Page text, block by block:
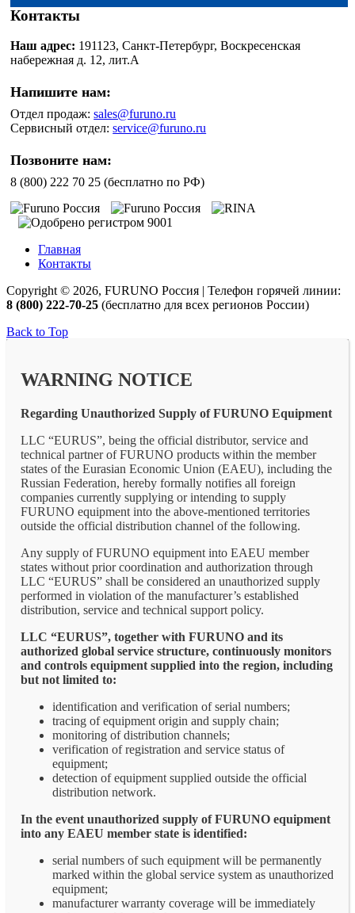
Контакты
Наш адрес: 191123, Санкт-Петербург, Воскресенская
набережная д. 12, лит.А
Напишите нам:
Отдел продаж:sales@furuno.ru
Сервисный отдел:service@furuno.ru
Позвоните нам:
8 (800) 222 70 25 (бесплатно по РФ)
Главная
Контакты
Copyright © 2026, FURUNO Россия | Телефон горячей линии:
8 (800) 222-70-25 (бесплатно для всех регионов России)
Back to Top
WARNING NOTICE
Regarding Unauthorized Supply of FURUNO Equipment
LLC “EURUS”, being the official distributor, service and
technical partner of FURUNO products within the member
states of the Eurasian Economic Union (EAEU), including the
Russian Federation, hereby formally notifies all foreign
companies currently supplying or intending to supply
FURUNO equipment into the above-mentioned territories
outside the official distribution channel of the following.
Any supply of FURUNO equipment into EAEU member
states without prior coordination and authorization through
LLC “EURUS” shall be considered an unauthorized supply
performed in violation of the manufacturer’s established
distribution, service and technical support policy.
LLC “EURUS”, together with FURUNO and its
authorized global service structure, continuously monitors
and controls equipment supplied into the region, including
but not limited to:
identification and verification of serial numbers;
tracing of equipment origin and supply chain;
monitoring of distribution channels;
verification of registration and service status of
equipment;
detection of equipment supplied outside the official
distribution network.
In the event unauthorized supply of FURUNO equipment
into any EAEU member state is identified:
serial numbers of such equipment will be permanently
marked within the global service system as unauthorized
equipment;
manufacturer warranty coverage will be immediately